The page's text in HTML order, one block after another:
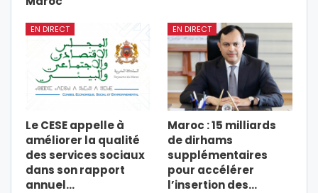
EN DIRECT
Le CESE appelle à
améliorer la qualité
des services sociaux
dans son rapport
annuel…
EN DIRECT
Maroc : 15 milliards
de dirhams
supplémentaires
pour accélérer
l’insertion des…